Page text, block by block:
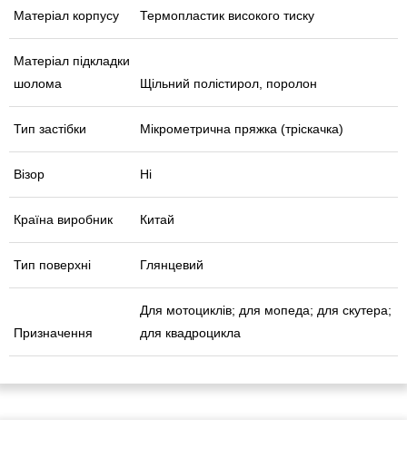
Матеріал корпусу Термопластик високого тиску
Матеріал підкладки
шолома
Щільний полістирол, поролон
Тип застібки Мікрометрична пряжка (тріскачка)
Візор Ні
Країна виробник Китай
Тип поверхні Глянцевий
Призначення
Для мотоциклів; для мопеда; для скутера;
для квадроцикла